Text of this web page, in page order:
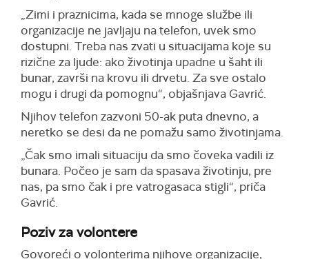
„Zimi i praznicima, kada se mnoge službe ili
organizacije ne javljaju na telefon, uvek smo
dostupni. Treba nas zvati u situacijama koje su
rizične za ljude: ako životinja upadne u šaht ili
bunar, završi na krovu ili drvetu. Za sve ostalo
mogu i drugi da pomognu“, objašnjava Gavrić.
Njihov telefon zazvoni 50-ak puta dnevno, a
neretko se desi da ne pomažu samo životinjama.
„Čak smo imali situaciju da smo čoveka vadili iz
bunara. Počeo je sam da spasava životinju, pre
nas, pa smo čak i pre vatrogasaca stigli“, priča
Gavrić.
Poziv za volontere
Govoreći o volonterima njihove organizacije,